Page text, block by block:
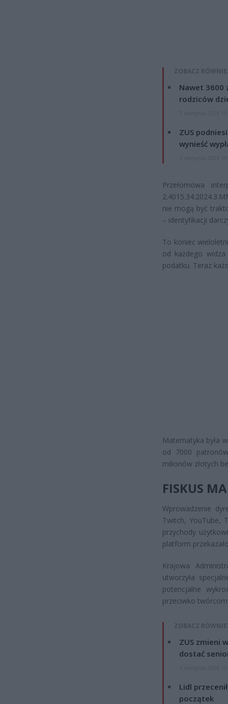
ZOBACZ
Nawet 3600
rodziców
ZUS
wynieść
Przełomowa
nie mogą być
– identyfikacji
To koniec
od każdego
podatku. Teraz
Matematyka była
od 7000
milionów złotych
FISKUS
Wprowadzenie
Twitch, YouTube,
przychody
platform
Krajowa
utworzyła
potencjalne
przeciwko
ZOBACZ
ZUS zmieni
dostać
Lidl
początek